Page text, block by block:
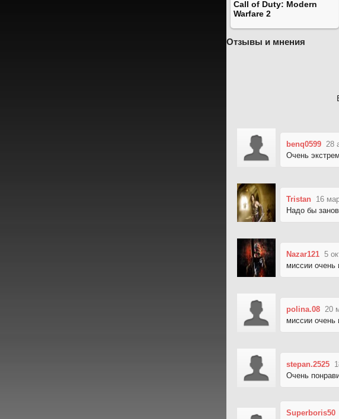
Call of Duty: Modern
Warfare 2
Отзывы и мнения
benq0599 28
Очень
Tristan 16
Надо бы
Nazar121 5
миссии очень
polina.08 20
миссии очень
stepan.2525
Очень
Superboris50